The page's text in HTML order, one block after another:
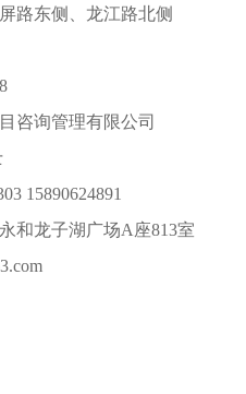
路东侧、龙江路北侧
咨询管理有限公司
15890624891
和龙子湖广场A座813室